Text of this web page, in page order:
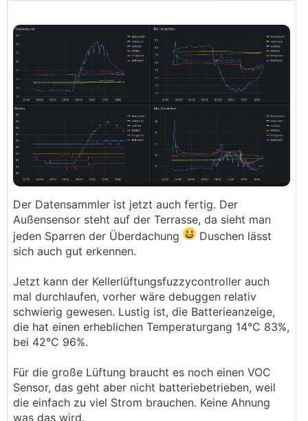
Der Datensammler ist jetzt auch fertig. Der
Außensensor steht auf der Terrasse, da sieht man
jeden Sparren der Überdachung
Duschen lässt
sich auch gut erkennen.
Jetzt kann der Kellerlüftungsfuzzycontroller auch
mal durchlaufen, vorher wäre debuggen relativ
schwierig gewesen. Lustig ist, die Batterieanzeige,
die hat einen erheblichen Temperaturgang 14°C 83%,
bei 42°C 96%.
Für die große Lüftung braucht es noch einen VOC
Sensor, das geht aber nicht batteriebetrieben, weil
die einfach zu viel Strom brauchen. Keine Ahnung
was das wird.